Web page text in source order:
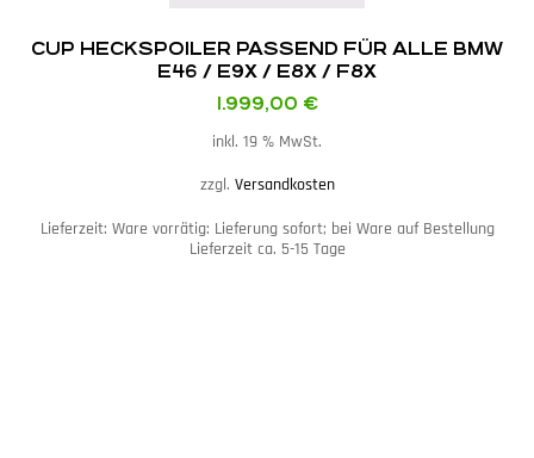
CUP HECKSPOILER PASSEND FÜR ALLE BMW
E46 / E9X / E8X / F8X
1.999,00 €
inkl. 19 % MwSt.
zzgl. Versandkosten
Lieferzeit: Ware vorrätig: Lieferung sofort; bei Ware auf Bestellung
Lieferzeit ca. 5-15 Tage